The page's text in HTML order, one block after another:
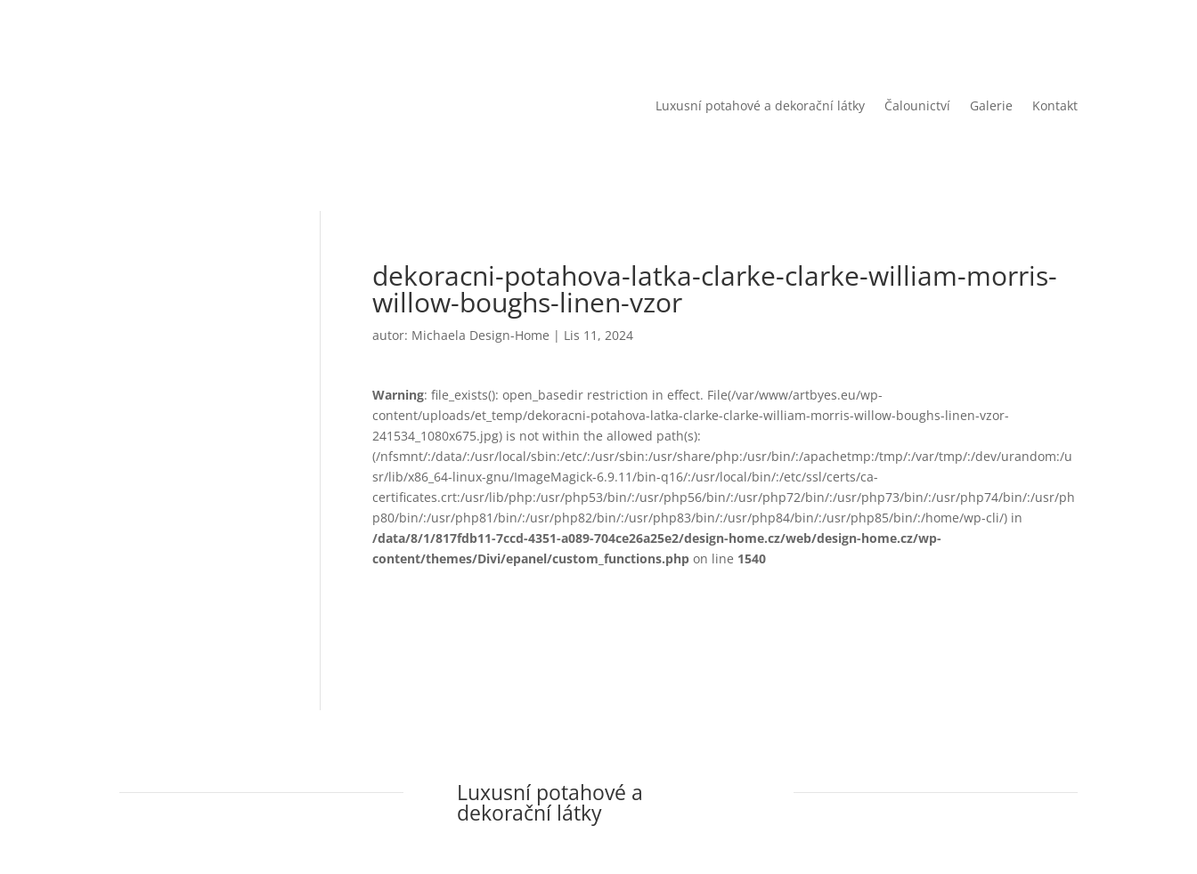
Luxusní potahové a dekorační látky Čalounictví Galerie Kontakt
dekoracni-potahova-latka-clarke-clarke-william-morris-
willow-boughs-linen-vzor
autor: Michaela Design-Home | Lis 11, 2024
Warning: file_exists(): open_basedir restriction in effect. File(/var/www/artbyes.eu/wp-
content/uploads/et_temp/dekoracni-potahova-latka-clarke-clarke-william-morris-willow-boughs-linen-vzor-
241534_1080x675.jpg) is not within the allowed path(s):
(/nfsmnt/:/data/:/usr/local/sbin:/etc/:/usr/sbin:/usr/share/php:/usr/bin/:/apachetmp:/tmp/:/var/tmp/:/dev/urandom:/u
sr/lib/x86_64-linux-gnu/ImageMagick-6.9.11/bin-q16/:/usr/local/bin/:/etc/ssl/certs/ca-
certificates.crt:/usr/lib/php:/usr/php53/bin/:/usr/php56/bin/:/usr/php72/bin/:/usr/php73/bin/:/usr/php74/bin/:/usr/ph
p80/bin/:/usr/php81/bin/:/usr/php82/bin/:/usr/php83/bin/:/usr/php84/bin/:/usr/php85/bin/:/home/wp-cli/) in
/data/8/1/817fdb11-7ccd-4351-a089-704ce26a25e2/design-home.cz/web/design-home.cz/wp-
content/themes/Divi/epanel/custom_functions.phpon line 1540
Luxusní potahové a
dekorační látky